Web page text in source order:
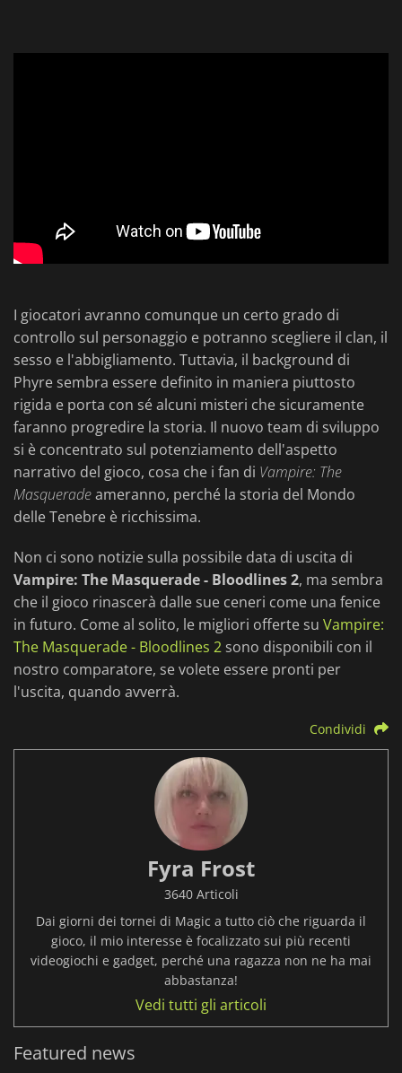
I giocatori avranno comunque un certo grado di
controllo sul personaggio e potranno scegliere il clan, il
sesso e l'abbigliamento. Tuttavia, il background di
Phyre sembra essere definito in maniera piuttosto
rigida e porta con sé alcuni misteri che sicuramente
faranno progredire la storia. Il nuovo team di sviluppo
si è concentrato sul potenziamento dell'aspetto
narrativo del gioco, cosa che i fan di Vampire: The
Masqueradeameranno, perché la storia del Mondo
delle Tenebre è ricchissima.
Non ci sono notizie sulla possibile data di uscita di
Vampire: The Masquerade - Bloodlines 2, ma sembra
che il gioco rinascerà dalle sue ceneri come una fenice
in futuro. Come al solito, le migliori offerte su Vampire:
The Masquerade - Bloodlines 2 sono disponibili con il
nostro comparatore, se volete essere pronti per
l'uscita, quando avverrà.
Condividi
Fyra Frost
3640 Articoli
Dai giorni dei tornei di Magic a tutto ciò che riguarda il
gioco, il mio interesse è focalizzato sui più recenti
videogiochi e gadget, perché una ragazza non ne ha mai
abbastanza!
Vedi tutti gli articoli
Featured news